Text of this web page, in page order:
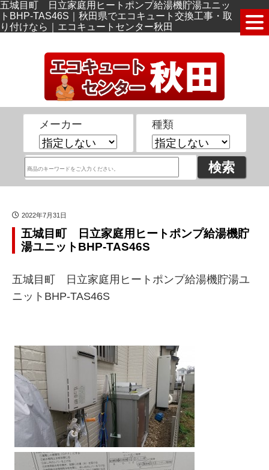
五城目町 日立家庭用ヒートポンプ給湯機貯湯ユニッ
トBHP-TAS46S｜秋田県でエコキュート交換工事・取
り付けなら｜エコキュートセンター秋田
メーカー 種類
2022年7月31日
五城目町 日立家庭用ヒートポンプ給湯機貯
湯ユニットBHP-TAS46S
五城目町 日立家庭用ヒートポンプ給湯機貯湯ユ
ニットBHP-TAS46S